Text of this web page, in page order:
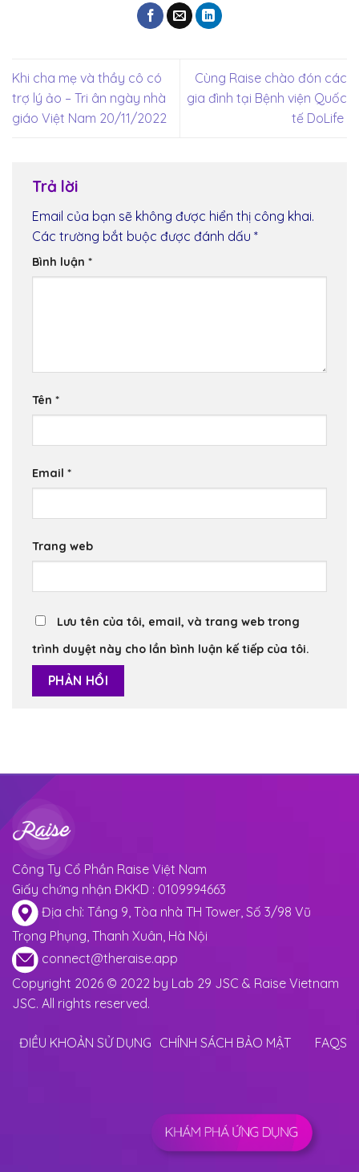
Khi cha mẹ và thầy cô có
trợ lý ảo – Tri ân ngày nhà
giáo Việt Nam 20/11/2022
Cùng Raise chào đón các
gia đình tại Bệnh viện Quốc
tế DoLife
Trả lời
Email của bạn sẽ không được hiển thị công khai.
Các trường bắt buộc được đánh dấu *
Bình luận *
Tên *
Email *
Trang web
Lưu tên của tôi, email, và trang web trong
trình duyệt này cho lần bình luận kế tiếp của tôi.
Công Ty Cổ Phần Raise Việt Nam
Giấy chứng nhận ĐKKD : 0109994663
Địa chỉ: Tầng 9, Tòa nhà TH Tower, Số 3/98 Vũ
Trọng Phụng, Thanh Xuân, Hà Nội
connect@theraise.app
Copyright 2026 © 2022 by Lab 29 JSC & Raise Vietnam
JSC. All rights reserved.
ĐIỀU KHOẢN SỬ DỤNG CHÍNH SÁCH BẢO MẬT FAQS